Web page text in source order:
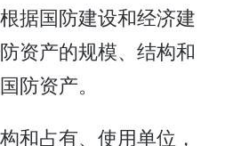
据国防建设和经济建
资产的规模、结构和
防资产。
和占有、使用单位，